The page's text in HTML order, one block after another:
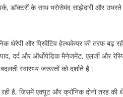
डॉक्टरों के साथ भरोसेमंद साझेदारी और
थेरेपी और प्रिवेंटिव हेल्थकेयर की तरफ बढ़ रही
दर्द और ऑर्थोपेडिक मैनेजमेंट, एलर्जी और
स्वास्थ्य जरूरतों को दर्शाते हैं।
रही है, जिसमें एक्यूट और क्रॉनिक दोनों तरह